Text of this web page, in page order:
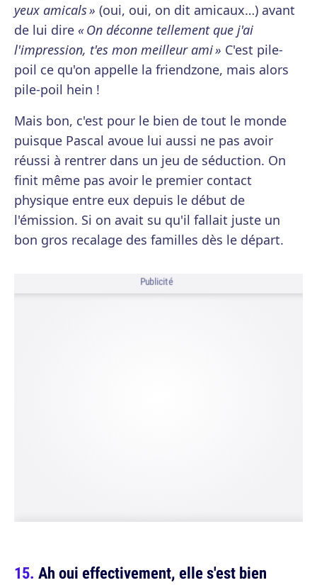
yeux amicals » (oui, oui, on dit amicaux…) avant
de lui dire « On déconne tellement que j'ai
l'impression, t'es mon meilleur ami » C'est pile-
poil ce qu'on appelle la friendzone, mais alors
pile-poil hein !
Mais bon, c'est pour le bien de tout le monde
puisque Pascal avoue lui aussi ne pas avoir
réussi à rentrer dans un jeu de séduction. On
finit même pas avoir le premier contact
physique entre eux depuis le début de
l'émission. Si on avait su qu'il fallait juste un
bon gros recalage des familles dès le départ.
Publicité
Ah oui effectivement, elle s'est bien